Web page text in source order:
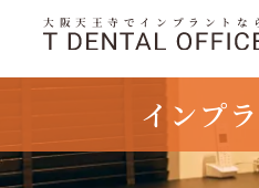
大阪天王寺でインプラントな
インプ
TOP インプラン